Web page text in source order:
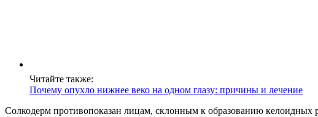
Читайте также:
Почему опухло нижнее веко на одном глазу: причины и лечение
Солкодерм противопоказан лицам, склонным к образованию келоидных